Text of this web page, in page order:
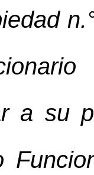
a su